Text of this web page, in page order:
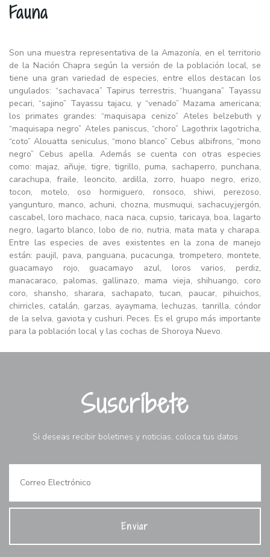
Fauna
Son una muestra representativa de la Amazonía, en el territorio
de la Nación Chapra según la versión de la población local, se
tiene una gran variedad de especies, entre ellos destacan los
ungulados: “sachavaca” Tapirus terrestris, “huangana” Tayassu
pecari, “sajino” Tayassu tajacu, y “venado” Mazama americana;
los primates grandes: “maquisapa cenizo” Ateles belzebuth y
“maquisapa negro” Ateles paniscus, “choro” Lagothrix lagotricha,
“coto” Alouatta seniculus, “mono blanco” Cebus albifrons, “mono
negro” Cebus apella. Además se cuenta con otras especies
como: majaz, añuje, tigre, tigrillo, puma, sachaperro, punchana,
carachupa, fraile, leoncito, ardilla, zorro, huapo negro, erizo,
tocon, motelo, oso hormiguero, ronsoco, shiwi, perezoso,
yangunturo, manco, achuni, chozna, musmuqui, sachacuy,jergón,
cascabel, loro machaco, naca naca, cupsio, taricaya, boa, lagarto
negro, lagarto blanco, lobo de rio, nutria, mata mata y charapa.
Entre las especies de aves existentes en la zona de manejo
están: paujil, pava, panguana, pucacunga, trompetero, montete,
guacamayo rojo, guacamayo azul, loros varios, perdiz,
manacaraco, palomas, gallinazo, mama vieja, shihuango, coro
coro, shansho, sharara, sachapato, tucan, paucar, pihuichos,
chirricles, catalán, garzas, ayaymama, lechuzas, tanrilla, cóndor
de la selva, gaviota y cushuri. Peces. Es el grupo más importante
para la población local y las cochas de Shoroya Nuevo.
Suscríbete
Si deseas recibir boletines y noticias, coloca tus datos
Enviar